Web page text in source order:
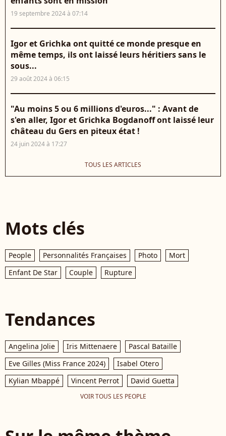
19 septembre 2024 à 07:14
Igor et Grichka ont quitté ce monde presque en
même temps, ils ont laissé leurs héritiers sans le
sous...
29 août 2024 à 06:15
"Au moins 5 ou 6 millions d'euros..." : Avant de
s'en aller, Igor et Grichka Bogdanoff ont laissé leur
château du Gers en piteux état !
24 juin 2024 à 17:27
TOUS LES ARTICLES
Mots clés
People Personnalités Françaises Photo
Mort
Enfant De Star
Couple Rupture
Tendances
Angelina Jolie Iris Mittenaere
Pascal Bataille
Eve Gilles (Miss France 2024)
Isabel Otero
Kylian Mbappé
Vincent Perrot David Guetta
VOIR TOUS LES PEOPLE